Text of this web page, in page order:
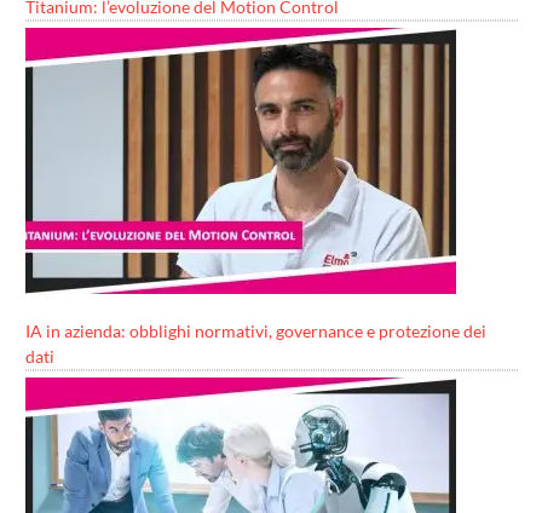
Titanium: l’evoluzione del Motion Control
IA in azienda: obblighi normativi, governance e protezione dei
dati